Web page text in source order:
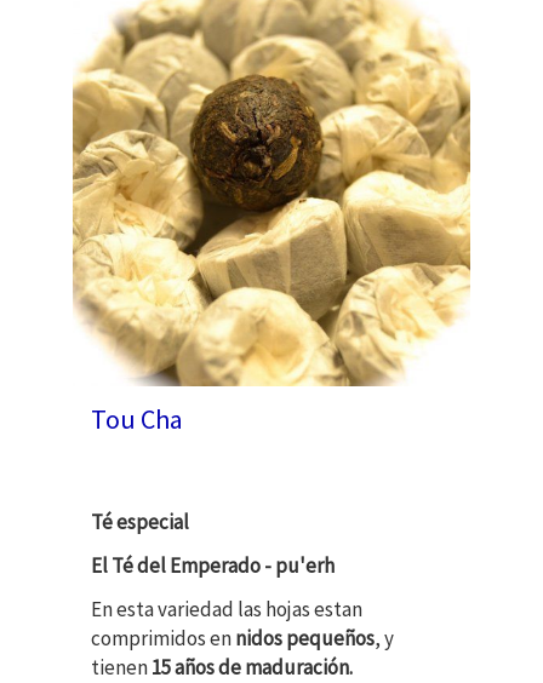
Tou Cha
Té especial
El Té del Emperado - pu'erh
En esta variedad las hojas estan
comprimidos ennidos pequeños, y
tienen15 años de maduración.